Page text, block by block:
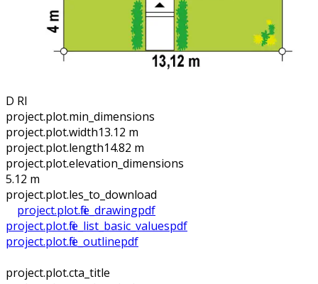
D RI
project.plot.min_dimensions
project.plot.width13.12 m
project.plot.length14.82 m
project.plot.elevation_dimensions
5.12 m
project.plot.files_to_download
project.plot.file_drawingpdf
project.plot.file_list_basic_valuespdf
project.plot.file_outlinepdf
project.plot.cta_title